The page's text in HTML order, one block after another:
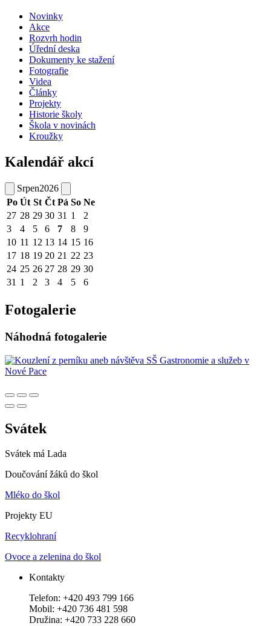
Novinky
Akce
Rozvrh hodin
Úřední deska
Dokumenty ke stažení
Fotografie
Videa
Články
Projekty
Historie školy
Škola v novinách
Kroužky
Kalendář akcí
Srpen2026
Po Út St Čt Pá So Ne
27 28 29 30 31 1
2
3
4 5 6 7 8
9
10 11 12 13 14 15 16
17 18 19 20 21 22 23
24 25 26 27 28 29 30
31 1 2 3 4 5 6
Fotogalerie
Náhodná fotogalerie
Svátek
Svátek má Lada
Doučování žáků do škol
Mléko do škol
Projekty EU
Recyklohraní
Ovoce a zelenina do škol
Kontakty
Telefon: +420 493 799 166
Mobil: +420 736 481 598
Družina: +420 733 228 660